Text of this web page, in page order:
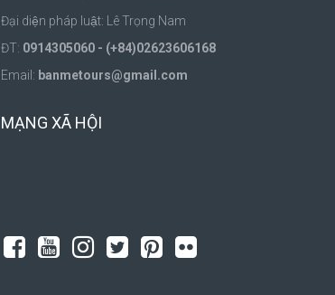
Đại diện pháp luật: Lê Trọng Nam
ĐT: 0914305060 - (+84)02623606168
Email: banmetours@gmail.com
MẠNG XÃ HỘI